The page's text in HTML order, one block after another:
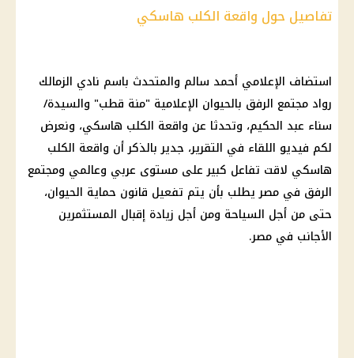
تفاصيل حول واقعة الكلب هاسكي
استضاف الإعلامي أحمد سالم والمتحدث باسم نادي الزمالك
رواد مجتمع الرفق بالحيوان الإعلامية "منة قطب" والسيدة/
سناء عبد الحكيم، وتحدثا عن واقعة الكلب هاسكي، ونعرض
لكم فيديو اللقاء في التقرير، جدير بالذكر أن واقعة الكلب
هاسكي لاقت تفاعل كبير على مستوى عربي وعالمي ومجتمع
الرفق في مصر يطلب بأن يتم تفعيل قانون حماية الحيوان،
حتى من أجل السياحة ومن أجل زيادة إقبال المستثمرين
الأجانب في مصر.